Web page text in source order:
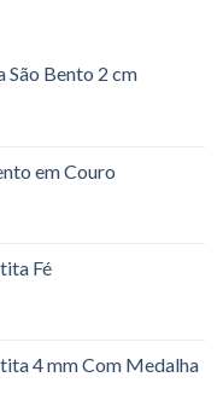
São Bento 2 cm
em Couro
Fé
4 mm Com Medalha